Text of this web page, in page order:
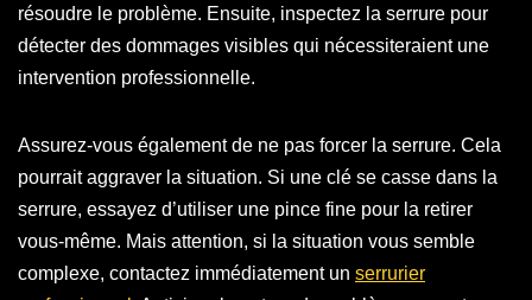
résoudre le problème. Ensuite, inspectez la serrure pour
détecter des dommages visibles qui nécessiteraient une
intervention professionnelle.
Assurez-vous également de ne pas forcer la serrure. Cela
pourrait aggraver la situation. Si une clé se casse dans la
serrure, essayez d’utiliser une pince fine pour la retirer
vous-même. Mais attention, si la situation vous semble
complexe, contactez immédiatement un serrurier